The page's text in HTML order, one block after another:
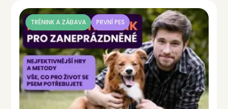
TRÉNINK A ZÁBAVA PRVNÍ PES